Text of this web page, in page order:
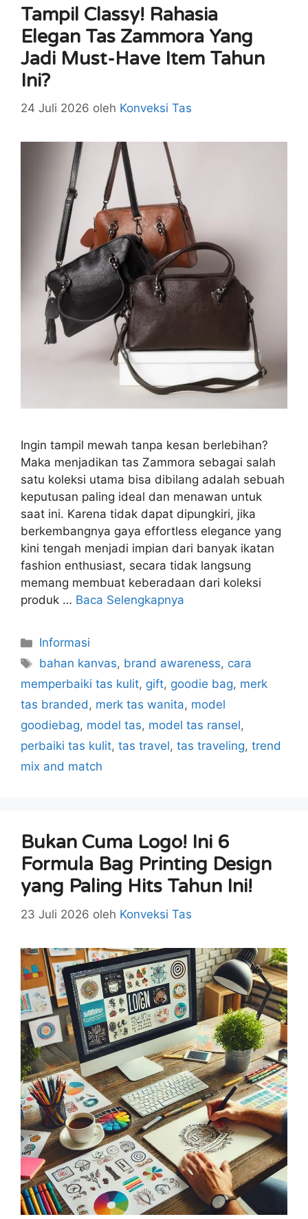
Tampil Classy! Rahasia
Elegan Tas Zammora Yang
Jadi Must-Have Item Tahun
Ini?
24 Juli 2026 oleh Konveksi Tas
Ingin tampil mewah tanpa kesan berlebihan?
Maka menjadikan tas Zammora sebagai salah
satu koleksi utama bisa dibilang adalah sebuah
keputusan paling ideal dan menawan untuk
saat ini. Karena tidak dapat dipungkiri, jika
berkembangnya gaya effortless elegance yang
kini tengah menjadi impian dari banyak ikatan
fashion enthusiast, secara tidak langsung
memang membuat keberadaan dari koleksi
produk … Baca Selengkapnya
Kategori
Informasi
Tag
bahan kanvas, brand awareness, cara
memperbaiki tas kulit, gift, goodie bag, merk
tas branded, merk tas wanita, model
goodiebag, model tas, model tas ransel,
perbaiki tas kulit, tas travel, tas traveling, trend
mix and match
Bukan Cuma Logo! Ini 6
Formula Bag Printing Design
yang Paling Hits Tahun Ini!
23 Juli 2026 oleh Konveksi Tas